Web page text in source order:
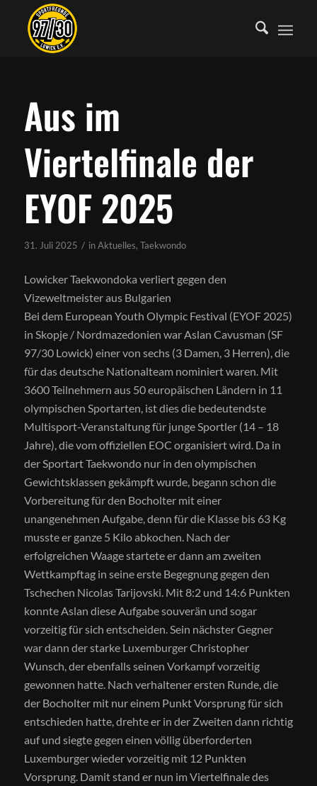
Aus im
Viertelfinale der
EYOF 2025
31. Juli 2025 / inAktuelles, Taekwondo
Lowicker Taekwondoka verliert gegen den
Vizeweltmeister aus Bulgarien
Bei dem European Youth Olympic Festival (EYOF 2025)
in Skopje / Nordmazedonien war Aslan Cavusman (SF
97/30 Lowick) einer von sechs (3 Damen, 3 Herren), die
für das deutsche Nationalteam nominiert waren. Mit
3600 Teilnehmern aus 50 europäischen Ländern in 11
olympischen Sportarten, ist dies die bedeutendste
Multisport-Veranstaltung für junge Sportler (14 – 18
Jahre), die vom offiziellen EOC organisiert wird. Da in
der Sportart Taekwondo nur in den olympischen
Gewichtsklassen gekämpft wurde, begann schon die
Vorbereitung für den Bocholter mit einer
unangenehmen Aufgabe, denn für die Klasse bis 63 Kg
musste er ganze 5 Kilo abkochen. Nach der
erfolgreichen Waage startete er dann am zweiten
Wettkampftag in seine erste Begegnung gegen den
Tschechen Nicolas Tarijovski. Mit 8:2 und 14:6 Punkten
konnte Aslan diese Aufgabe souverän und sogar
vorzeitig für sich entscheiden. Sein nächster Gegner
war dann der starke Luxemburger Christopher
Wunsch, der ebenfalls seinen Vorkampf vorzeitig
gewonnen hatte. Nach verhaltener ersten Runde, die
der Bocholter mit nur einem Punkt Vorsprung für sich
entschieden hatte, drehte er in der Zweiten dann richtig
auf und siegte gegen einen völlig überforderten
Luxemburger wieder vorzeitig mit 12 Punkten
Vorsprung. Damit stand er nun im Viertelfinale des